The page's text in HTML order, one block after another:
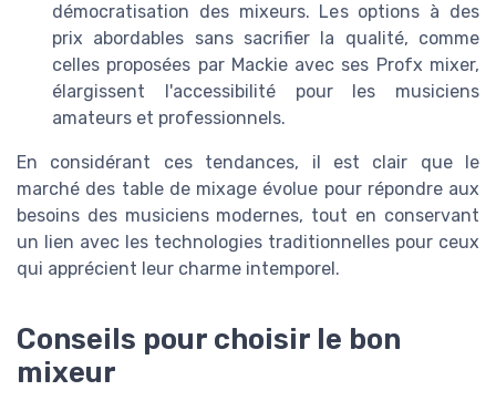
démocratisation des mixeurs. Les options à des
prix abordables sans sacrifier la qualité, comme
celles proposées par Mackie avec ses Profx mixer,
élargissent l'accessibilité pour les musiciens
amateurs et professionnels.
En considérant ces tendances, il est clair que le
marché des table de mixage évolue pour répondre aux
besoins des musiciens modernes, tout en conservant
un lien avec les technologies traditionnelles pour ceux
qui apprécient leur charme intemporel.
Conseils pour choisir le bon
mixeur